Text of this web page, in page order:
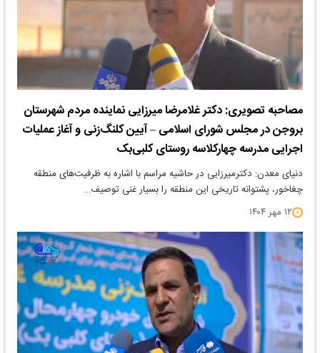
مصاحبه تصویری: دکتر غلامرضا میرزایی نماینده مردم شهرستان
بروجن در مجلس شورای اسلامی – آیین کلنگ‌زنی و آغاز عملیات
اجرایی مدرسه چهارکلاسه روستای کلبی‌بک
دنیای معدن: دکترمیرزایی در حاشیه مراسم با اشاره به ظرفیت‌های منطقه
چغاخور، پشتوانه تاریخی این منطقه را بسیار غنی توصیف…
۱۲ مهر ۱۴۰۴